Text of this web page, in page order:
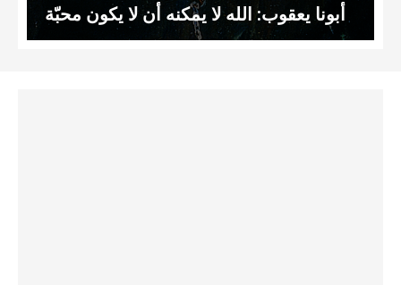
أبونا يعقوب: الله لا يمكنه أن لا يكون محبّة